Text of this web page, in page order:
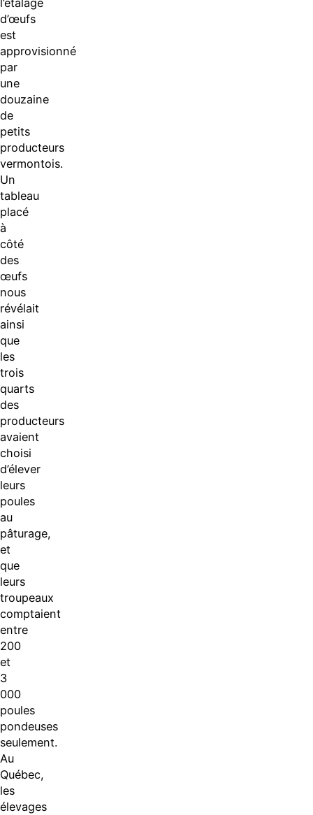
l’étalage
d’œufs
est
approvisionné
par
une
douzaine
de
petits
producteurs
vermontois.
Un
tableau
placé
à
côté
des
œufs
nous
révélait
ainsi
que
les
trois
quarts
des
producteurs
avaient
choisi
d’élever
leurs
poules
au
pâturage,
et
que
leurs
troupeaux
comptaient
entre
200
et
3
000
poules
pondeuses
seulement.
Au
Québec,
les
élevages